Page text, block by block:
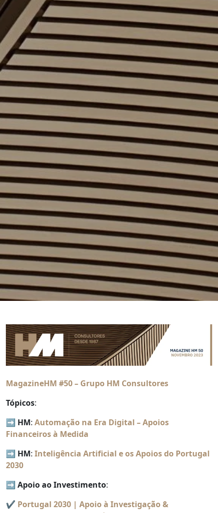
MagazineHM #50 – Grupo HM Consultores
Tópicos:
➡️ HM: Automação na Era Digital – Apoios
Financeiros à Medida
➡️ HM: Inteligência Artificial e os Apoios do Portugal
2030
➡️ Apoio ao Investimento:
✔️ Portugal 2030 | Apoio à Investigação &